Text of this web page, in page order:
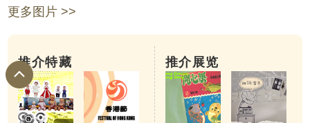
更多图片 >>
推介特藏 推介展览